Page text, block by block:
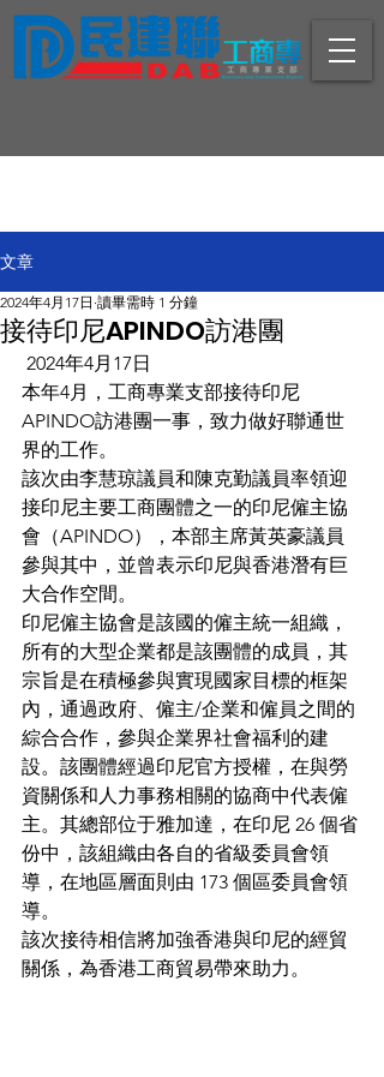
文章
接待印尼APINDO訪港團
2024年4月17日 讀畢需時 1 分鐘
2024年4月17日
本年4月，工商專業支部接待印尼
APINDO訪港團一事，致力做好聯通世
界的工作。
該次由李慧琼議員和陳克勤議員率領迎
接印尼主要工商團體之一的印尼僱主協
會（APINDO），本部主席黃英豪議員
參與其中，並曾表示印尼與香港潛有巨
大合作空間。
印尼僱主協會是該國的僱主統一組織，
所有的大型企業都是該團體的成員，其
宗旨是在積極參與實現國家目標的框架
內，通過政府、僱主/企業和僱員之間的
綜合合作，參與企業界社會福利的建
設。該團體經過印尼官方授權，在與勞
資關係和人力事務相關的協商中代表僱
主。其總部位于雅加達，在印尼 26 個省
份中，該組織由各自的省級委員會領
導，在地區層面則由 173 個區委員會領
導。
該次接待相信將加強香港與印尼的經貿
關係，為香港工商貿易帶來助力。